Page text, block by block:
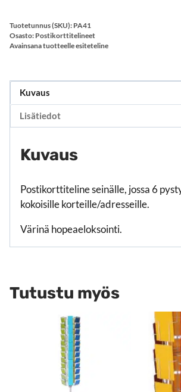
määrä
Tuotetunnus (SKU): PA41
Osasto: Postikorttitelineet
Avainsana tuotteelleesiteteline
Kuvaus
Lisätiedot
Kuvaus
Postikorttiteline seinälle, jossa 6
kokoisille korteille/adresseille.
Värinä hopeaeloksointi.
Tutustu myös